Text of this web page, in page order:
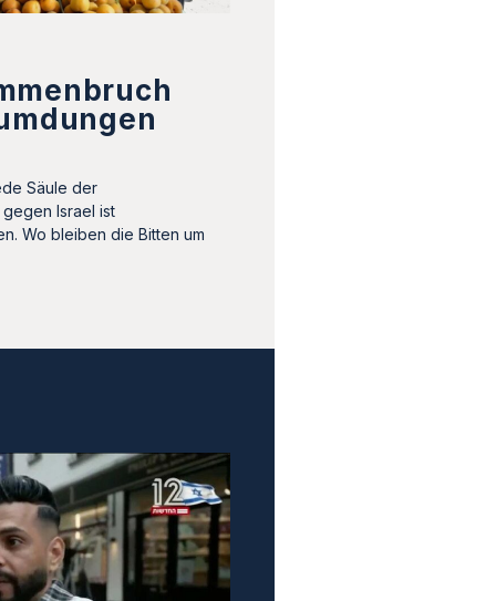
Säule der
Israel ist
Wo bleiben die Bitten um